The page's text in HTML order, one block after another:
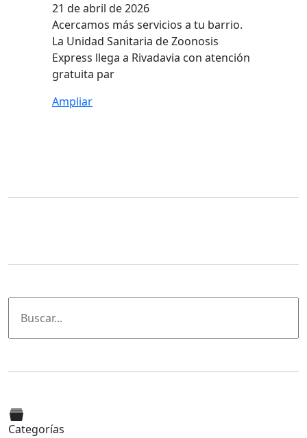
21 de abril de 2026
Acercamos más servicios a tu barrio.
La Unidad Sanitaria de Zoonosis
Express llega a Rivadavia con atención
gratuita par
Ampliar
Categorías